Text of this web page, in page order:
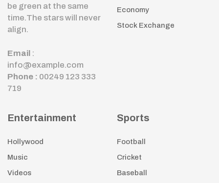
be green at the same
time.The stars will never
align.
Email :
info@example.com
Phone : 00249 123 333
719
Economy
Stock Exchange
Entertainment
Hollywood
Music
Videos
Sports
Football
Cricket
Baseball